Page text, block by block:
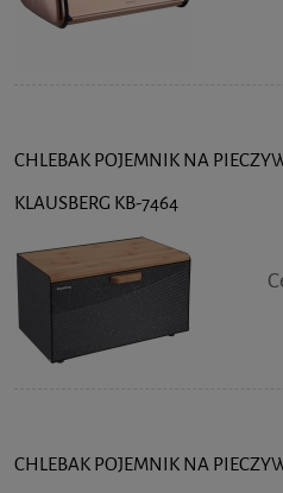
CHLEBAK POJEMNIK NA
KLAUSBERG KB-7464
CHLEBAK POJEMNIK NA